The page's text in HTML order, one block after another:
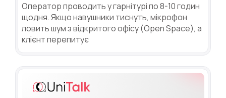
Оператор проводить у гарнітурі по 8-10 годин
щодня. Якщо навушники тиснуть, мікрофон
ловить шум з відкритого офісу (Open Space), а
клієнт перепитує